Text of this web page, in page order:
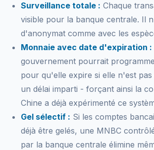
Surveillance totale : Chaque
visible pour la banque centrale. Il
d'anonymat comme avec les
Monnaie avec date d'expiration :
gouvernement pourrait
pour qu'elle expire si elle n'est pas
un délai imparti - forçant ainsi la
Chine a déjà expérimenté ce
Gel sélectif : Si les comptes
déjà être gelés, une MNBC
par la banque centrale élimine